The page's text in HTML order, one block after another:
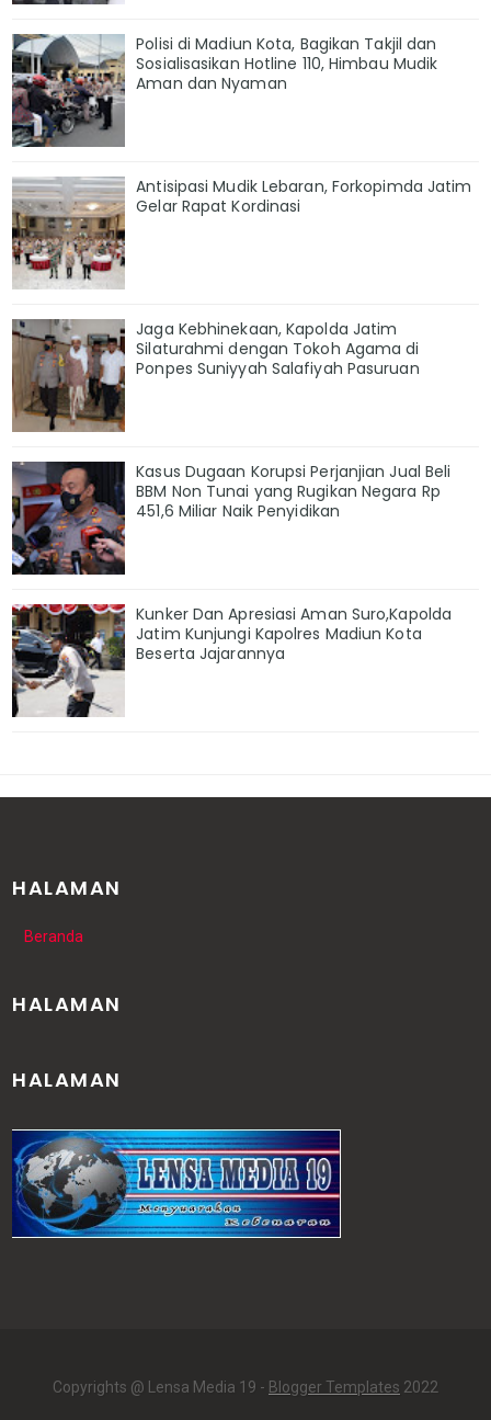
Polisi di Madiun Kota, Bagikan Takjil dan
Sosialisasikan Hotline 110, Himbau Mudik
Aman dan Nyaman
Antisipasi Mudik Lebaran, Forkopimda Jatim
Gelar Rapat Kordinasi
Jaga Kebhinekaan, Kapolda Jatim
Silaturahmi dengan Tokoh Agama di
Ponpes Suniyyah Salafiyah Pasuruan
Kasus Dugaan Korupsi Perjanjian Jual Beli
BBM Non Tunai yang Rugikan Negara Rp
451,6 Miliar Naik Penyidikan
Kunker Dan Apresiasi Aman Suro,Kapolda
Jatim Kunjungi Kapolres Madiun Kota
Beserta Jajarannya
HALAMAN
Beranda
HALAMAN
HALAMAN
Copyrights @ Lensa Media 19 - Blogger Templates 2022